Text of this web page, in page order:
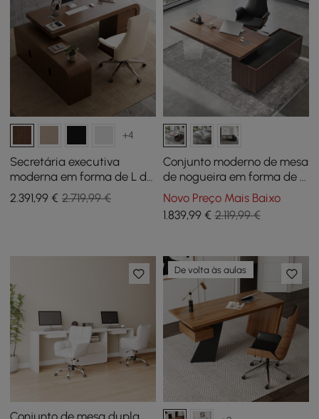
+4
Secretária executiva
moderna em forma de L de
nogueira de 70,9" (mão
esquerda) e cadeira de
2.391,99 € 2.719,99 €
Conjunto moderno de mesa
de nogueira em forma de L
e cadeira de escritório
reclinável de couro (71,5")
Novo Preço Mais Baixo
1.839,99€ 2.119,99 €
Conjunto de mesa dupla
De volta às aulas